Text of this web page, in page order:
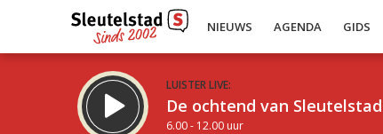
NIEUWS AGENDA GIDS
LUISTER LIVE:
De ochtend van Sleutelstad
6.00 - 12.00 uur